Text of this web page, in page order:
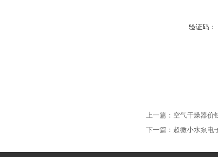
验证码：
上一篇： 空气干燥器价
下一篇： 超微小水泵电